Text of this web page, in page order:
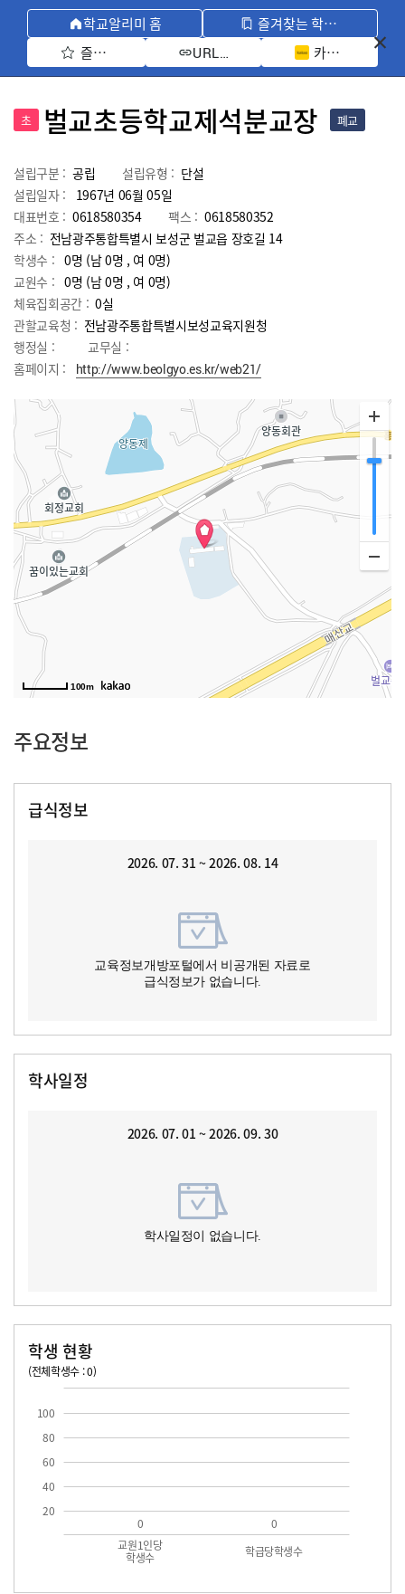
학교알리미 홈
즐겨찾는 학교 모아보기
즐겨찾기 선택
URL 복사 카카오톡 공유
초 벌교초등학교제석분교장 폐교
설립구분 : 공립 설립유형 : 단설
설립일자 :
1967년 06월 05일
대표번호 : 0618580354 팩스 : 0618580352
주소 : 전남광주통합특별시 보성군 벌교읍 장호길 14
학생수 : 0명 (남 0명 , 여 0명)
교원수 : 0명 (남0명 , 여 0명)
체육집회공간 : 0실
관할교육청 : 전남광주통합특별시보성교육지원청
행정실 :
교무실 :
홈페이지 :
http://www.beolgyo.es.kr/web21/
100m
주요정보
급식정보
2026. 07. 31 ~ 2026. 08. 14
교육정보개방포털에서 비공개된 자료로
급식정보가 없습니다.
학사일정
2026. 07. 01 ~ 2026. 09. 30
학사일정이 없습니다.
학생 현황
(전체학생수 : 0)
20
40
60
80
100
교원1인당
학생수 학급당학생수
0 0